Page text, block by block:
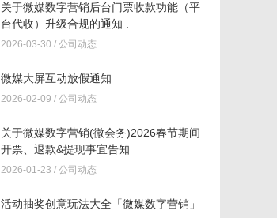
关于微媒数字营销后台门票收款功能（平
台代收）升级合规的通知 .
2026-03-30 / 公司动态
微媒大屏互动放假通知
2026-02-09 / 公司动态
关于微媒数字营销(微会务)2026春节期间
开票、退款&提现事宜告知
2026-01-23 / 公司动态
活动抽奖创意玩法大全「微媒数字营销」